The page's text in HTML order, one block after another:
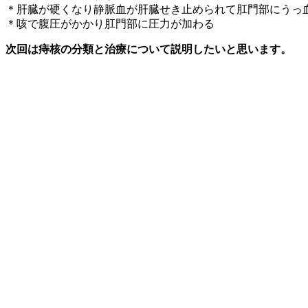
＊肝臓が硬くなり静脈血が肝臓せき止められて肛門部にうっ
＊咳で腹圧がかかり肛門部に圧力が加わる
次回は痔核の分類と治療について説明したいと思います。